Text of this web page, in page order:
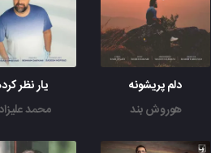
دلم پریشونه
هوروش بند
یار نظر
محمد